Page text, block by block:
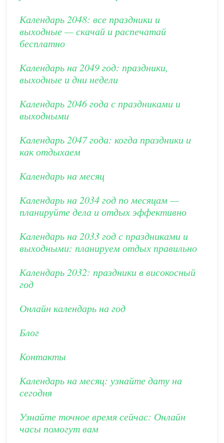
Календарь 2048: все праздники и
выходные — скачай и распечатай
бесплатно
Календарь на 2049 год: праздники,
выходные и дни недели
Календарь 2046 года с праздниками и
выходными
Календарь 2047 года: когда праздники и
как отдыхаем
Календарь на месяц
Календарь на 2034 год по месяцам —
планируйте дела и отдых эффективно
Календарь на 2033 год с праздниками и
выходными: планируем отдых правильно
Календарь 2032: праздники в високосный
год
Онлайн календарь на год
Блог
Контакты
Календарь на месяц: узнайте дату на
сегодня
Узнайте точное время сейчас: Онлайн
часы помогут вам